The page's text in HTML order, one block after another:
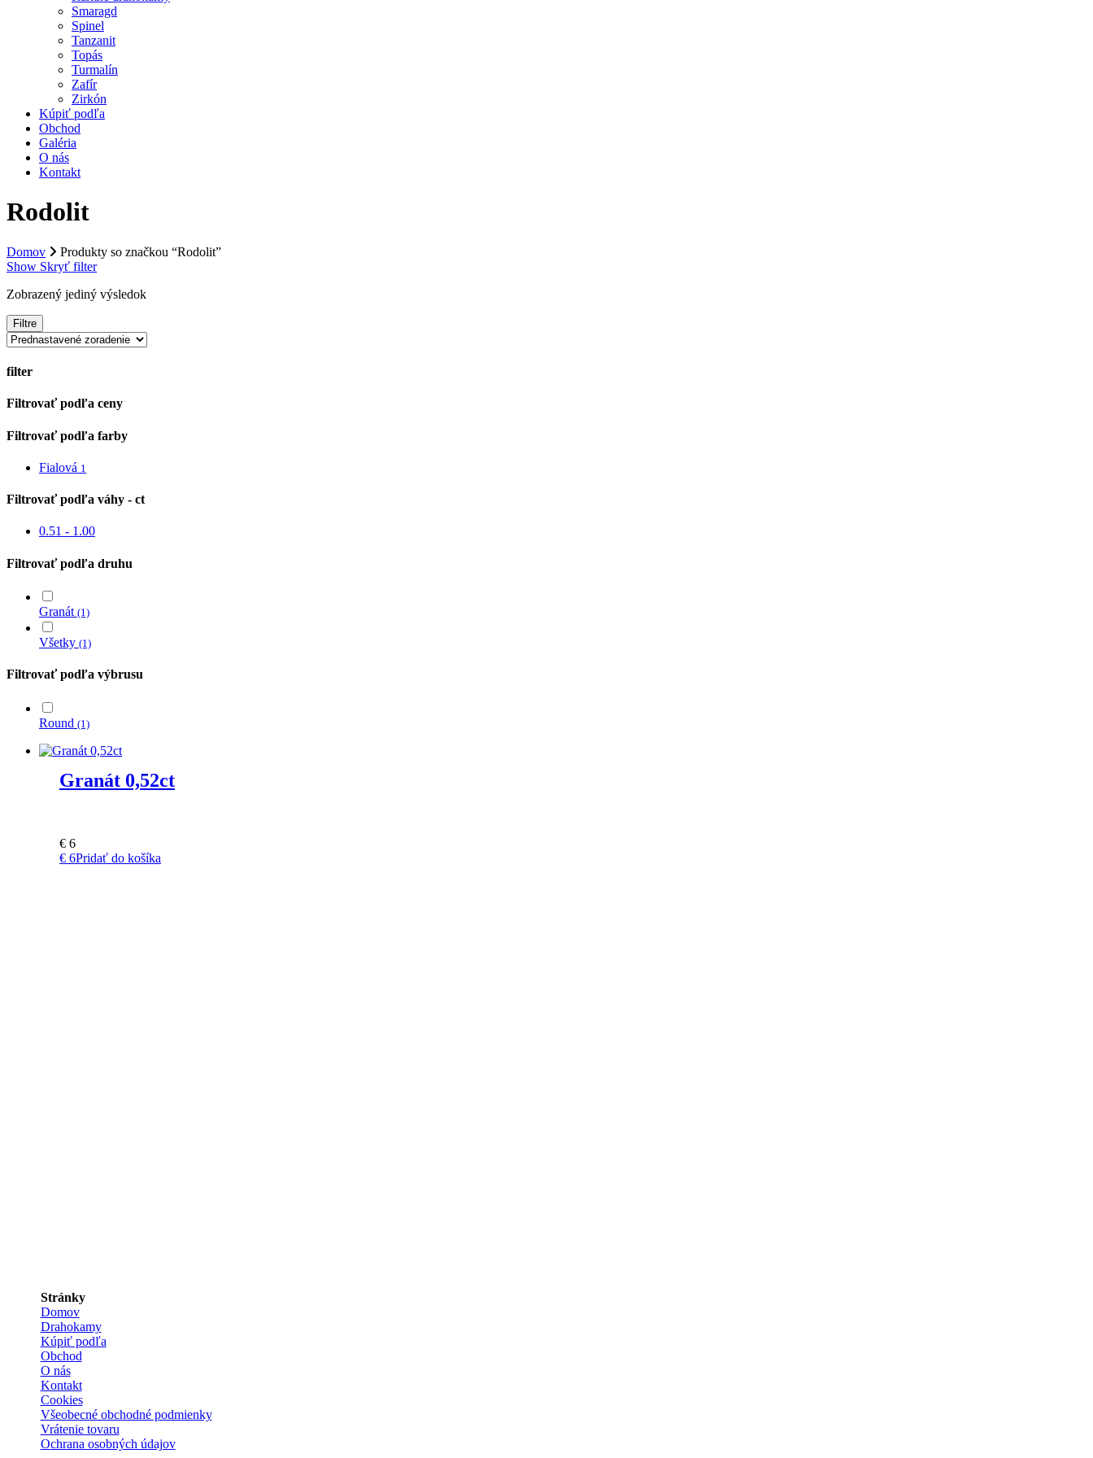
Smaragd
Spinel
Tanzanit
Topás
Turmalín
Zafír
Zirkón
Kúpiť podľa
Obchod
Galéria
O nás
Kontakt
Rodolit
Domov
Produkty so značkou “Rodolit”
Show Skryť filter
Zobrazený jediný výsledok
Filtre
filter
Close
Filtrovať podľa ceny
Filtrovať podľa farby
Fialová 1
Filtrovať podľa váhy - ct
0.51 - 1.00
Filtrovať podľa druhu
Granát (1)
Všetky (1)
Filtrovať podľa výbrusu
Round (1)
Granát 0,52ct
€ 6
€ 6Pridať do košíka
Stránky
Domov
Drahokamy
Kúpiť podľa
Obchod
O nás
Kontakt
Cookies
Všeobecné obchodné podmienky
Vrátenie tovaru
Ochrana osobných údajov